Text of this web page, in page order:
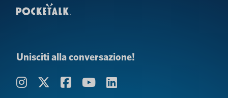
Unisciti alla conversazione!